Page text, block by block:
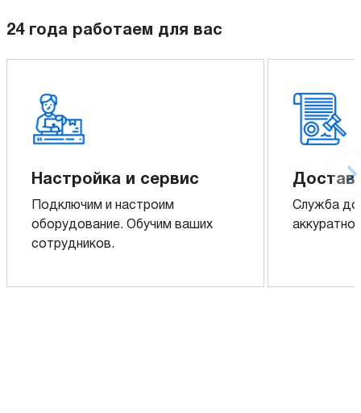
24 года работаем для вас
Настройка и сервис
Подключим и настроим
оборудование. Обучим ваших
сотрудников.
Служба
аккуратно